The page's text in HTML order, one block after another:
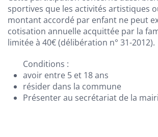
sportives que les activités artistiques
montant accordé par enfant ne peut
cotisation annuelle acquittée par la
limitée à 40€ (délibération n° 31-2012).
Conditions :
avoir entre 5 et 18 ans
résider dans la commune
Présenter au secrétariat de la